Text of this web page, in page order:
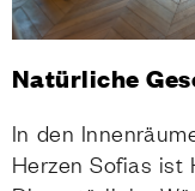
Natürliche
In den
Herzen Sofias ist